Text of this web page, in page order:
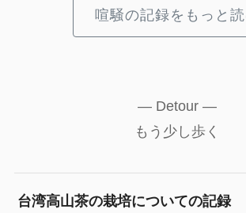
喧騒の記録をもっと
— Detour —
もう少し歩く
台湾高山茶の栽培についての記録